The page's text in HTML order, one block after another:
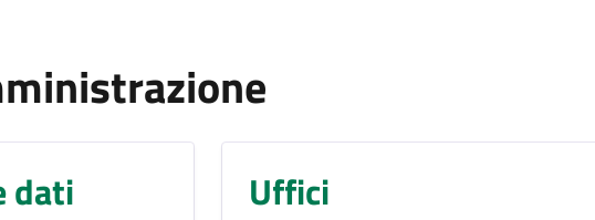
dati Uffici